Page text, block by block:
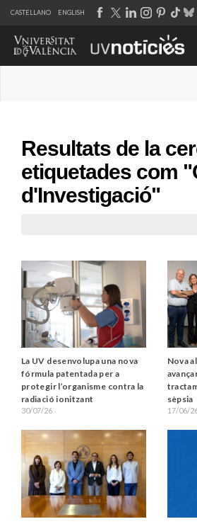
CASTELLANO ENGLISH
Resultats de la
etiquetades com
d'Investigació"
La UV desenvolupa una nova
fórmula patentada per a
protegir l’organisme contra la
radiació ionitzant
30/07/26
Nova
sèpsia
17/06/